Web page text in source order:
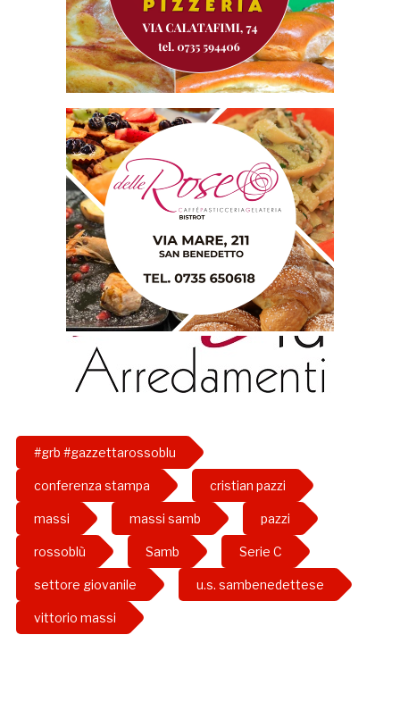
#grb #gazzettarossoblu
conferenza stampa cristian pazzi
massi massi samb pazzi
rossoblù Samb Serie C
settore giovanile u.s. sambenedettese
vittorio massi